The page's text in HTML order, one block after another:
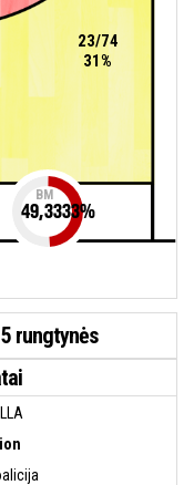
23/74
31%
BM
49,3333%
rungtynės